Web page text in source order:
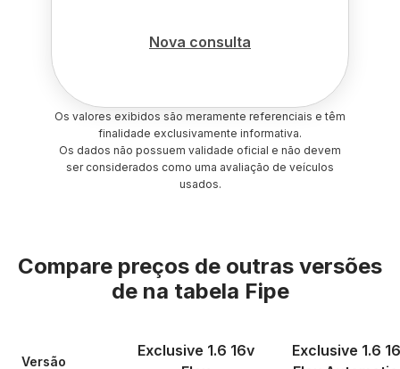
Nova consulta
Os valores exibidos são meramente referenciais e têm
finalidade exclusivamente informativa.
Os dados não possuem validade oficial e não devem
ser considerados como uma avaliação de veículos
usados.
Compare preços de outras versões
de na tabela Fipe
Versão
Exclusive 1.6 16v
Exclusive 1.6